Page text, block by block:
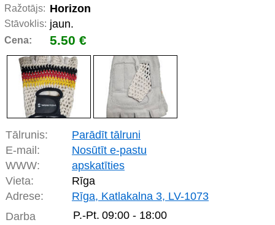
Ražotājs: Horizon
Stāvoklis: jaun.
Cena: 5.50 €
Tālrunis:
Parādīt tālruni
E-mail:
Nosūtīt e-pastu
WWW:
apskatīties
Vieta:
Rīga
Adrese:
Rīga, Katlakalna 3, LV-1073
Darba
P.-Pt. 09:00 - 18:00